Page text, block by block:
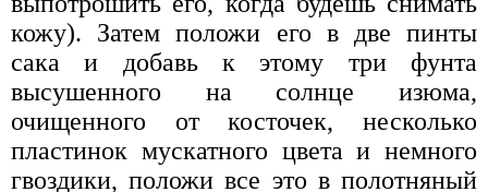
кожу). Затем положи его в две пинты
сака и добавь к этому три фунта
высушенного на солнце изюма,
очищенного от косточек, несколько
пластинок мускатного цвета и немного
гвоздики, положи все это в полотняный